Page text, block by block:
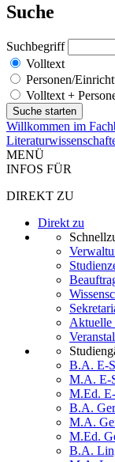
Suche
Suchbegriff
Volltext
Personen/
Volltext +
Willkommen im
MENÜ
INFOS FÜR
DIREKT ZU
Direkt zu
Aktuelle
B.A. E-
M.A. E-
M.Ed.
B.A.
M.A.
M.Ed.
B.A.